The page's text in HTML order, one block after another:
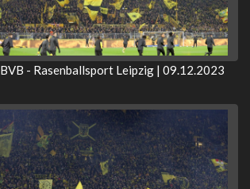
BVB - Rasenballsport Leipzig | 09.12.2023